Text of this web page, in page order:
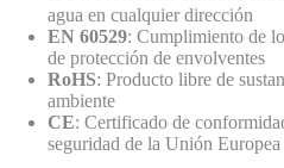
agua en cualquier dirección
EN 60529: Cumplimiento de
de protección de envolventes
RoHS: Producto libre de
ambiente
CE: Certificado de
seguridad de la Unión Europea